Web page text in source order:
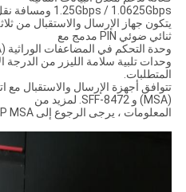
1.25Gbps / 1.0625Gbps ومسافة نقل 20 كم مع SMF.
ثنائي ضوئي PIN مدمج مع
وحدات تلبية سلامة الليزر من الدرجة
المتطلبات.
(MSA) و SFF-8472. لمزيد من
المعلومات ، يرجى الرجوع إلى SFP MSA.